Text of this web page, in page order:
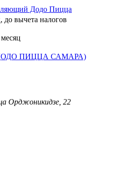
Додо Пицца
до вычета налогов
ПИЦЦА САМАРА)
Орджоникидзе, 22